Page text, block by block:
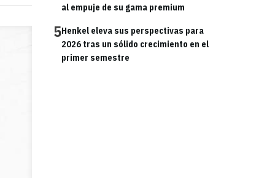
al empuje de su gama premium
5Henkel eleva sus perspectivas para
2026 tras un sólido crecimiento en el
primer semestre